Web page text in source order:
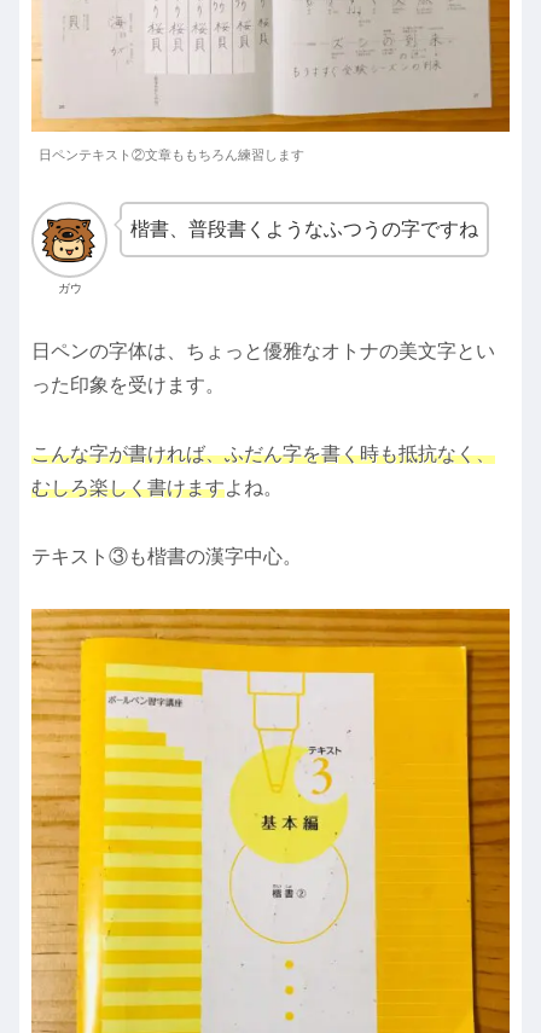
日ペンテキスト②文章ももちろん練習します
ガウ
楷書、普段書くようなふつうの字ですね
日ペンの字体は、ちょっと優雅なオトナの美文字とい
った印象を受けます。
こんな字が書ければ、ふだん字を書く時も抵抗なく、
むしろ楽しく書けますよね。
テキスト③も楷書の漢字中心。